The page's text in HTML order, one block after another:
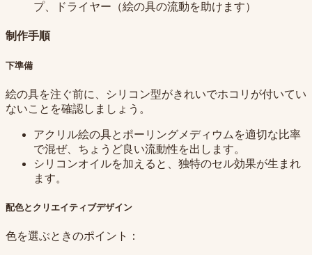
プ、ドライヤー（絵の具の流動を助けます）
制作手順
下準備
絵の具を注ぐ前に、シリコン型がきれいでホコリが付いてい
ないことを確認しましょう。
アクリル絵の具とポーリングメディウムを適切な比率
で混ぜ、ちょうど良い流動性を出します。
シリコンオイルを加えると、独特のセル効果が生まれ
ます。
配色とクリエイティブデザイン
色を選ぶときのポイント：